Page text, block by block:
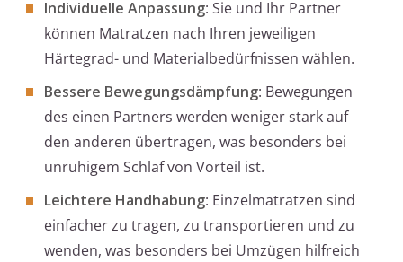
Individuelle Anpassung: Sie und Ihr Partner
können Matratzen nach Ihren jeweiligen
Härtegrad- und Materialbedürfnissen wählen.
Bessere Bewegungsdämpfung: Bewegungen
des einen Partners werden weniger stark auf
den anderen übertragen, was besonders bei
unruhigem Schlaf von Vorteil ist.
Leichtere Handhabung: Einzelmatratzen sind
einfacher zu tragen, zu transportieren und zu
wenden, was besonders bei Umzügen hilfreich